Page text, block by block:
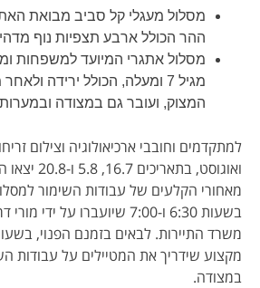
מסלול מעגלי קל סביב מבואת
ההר הכולל ארבע תצפיות נוף
מסלול אתגרי המיועד למשפחות
מגיל 7 ומעלה, הכולל ירידה
המצוק, ועובר גם במצודה
למתקדמים וחובבי ארכיאולוגיה וצילום
ואוגוסט,
מאחורי הקלעים של עבודות השימור
בשעות 6:30 ו-7:00 שיועברו
משרד התיירות. לבאים בזמנם הפנוי,
מקצוע שידריך את המטיילים על עבודות
במצודה.